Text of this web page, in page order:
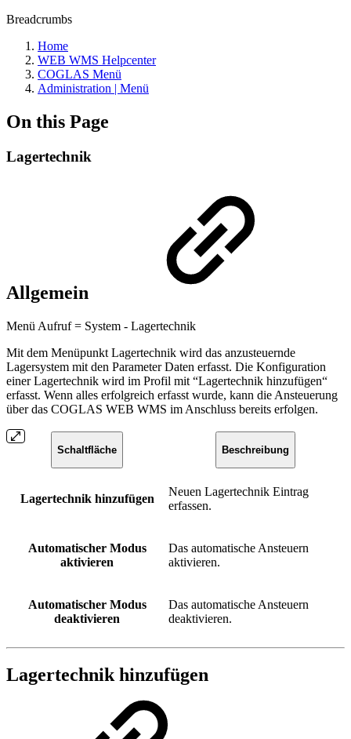
Breadcrumbs
Home
WEB WMS Helpcenter
COGLAS Menü
Administration | Menü
On this Page
Lagertechnik
Allgemein
Menü Aufruf = System - Lagertechnik
Mit dem Menüpunkt Lagertechnik wird das anzusteuernde
Lagersystem mit den Parameter Daten erfasst. Die Konfiguration
einer Lagertechnik wird im Profil mit “Lagertechnik hinzufügen“
erfasst. Wenn alles erfolgreich erfasst wurde, kann die Ansteuerung
über das COGLAS WEB WMS im Anschluss bereits erfolgen.
Schaltfläche Beschreibung
Lagertechnik hinzufügen
Neuen Lagertechnik Eintrag
erfassen.
Automatischer Modus
aktivieren
Das automatische Ansteuern
aktivieren.
Automatischer Modus
deaktivieren
Das automatische Ansteuern
deaktivieren.
Lagertechnik hinzufügen